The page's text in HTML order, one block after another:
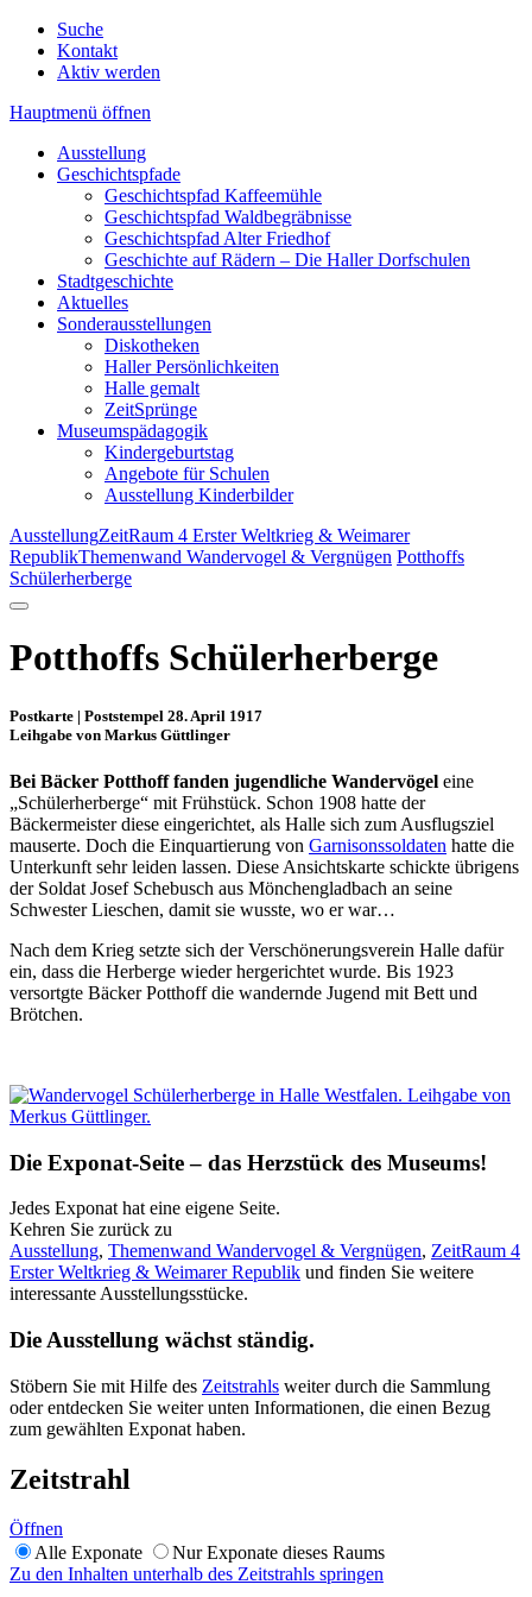
Suche
Kontakt
Aktiv werden
Hauptmenü öffnen
Ausstellung
Geschichtspfade
Geschichtspfad Kaffeemühle
Geschichtspfad Waldbegräbnisse
Geschichtspfad Alter Friedhof
Geschichte auf Rädern – Die Haller Dorfschulen
Stadtgeschichte
Aktuelles
Sonderausstellungen
Diskotheken
Haller Persönlichkeiten
Halle gemalt
ZeitSprünge
Museumspädagogik
Kindergeburtstag
Angebote für Schulen
Ausstellung Kinderbilder
AusstellungZeitRaum 4 Erster Weltkrieg & Weimarer
RepublikThemenwand Wandervogel & Vergnügen Potthoffs
Schülerherberge
Potthoffs Schülerherberge
Postkarte | Poststempel 28. April 1917
Leihgabe von Markus Güttlinger
Bei Bäcker Potthoff fanden jugendliche Wandervögel eine
„Schülerherberge“ mit Frühstück. Schon 1908 hatte der
Bäckermeister diese eingerichtet, als Halle sich zum Ausflugsziel
mauserte. Doch die Einquartierung von Garnisonssoldaten hatte die
Unterkunft sehr leiden lassen. Diese Ansichtskarte schickte übrigens
der Soldat Josef Schebusch aus Mönchengladbach an seine
Schwester Lieschen, damit sie wusste, wo er war…
Nach dem Krieg setzte sich der Verschönerungsverein Halle dafür
ein, dass die Herberge wieder hergerichtet wurde. Bis 1923
versortgte Bäcker Potthoff die wandernde Jugend mit Bett und
Brötchen.
Die Exponat-Seite – das Herzstück des Museums!
Jedes Exponat hat eine eigene Seite.
Kehren Sie zurück zu
Ausstellung, Themenwand Wandervogel & Vergnügen, ZeitRaum 4
Erster Weltkrieg & Weimarer Republik und finden Sie weitere
interessante Ausstellungsstücke.
Die Ausstellung wächst ständig.
Stöbern Sie mit Hilfe des Zeitstrahls weiter durch die Sammlung
oder entdecken Sie weiter unten Informationen, die einen Bezug
zum gewählten Exponat haben.
Zeitstrahl
Öffnen
Alle Exponate
Nur Exponate dieses Raums
Zu den Inhalten unterhalb des Zeitstrahls springen